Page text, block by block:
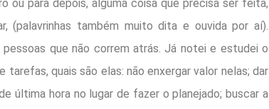
ou para depois, alguma coisa que precisa ser feita,
(palavrinhas também muito dita e ouvida por aí).
que não correm atrás. Já notei e estudei o
tarefas, quais são elas: não enxergar valor nelas; dar
última hora no lugar de fazer o planejado; buscar a